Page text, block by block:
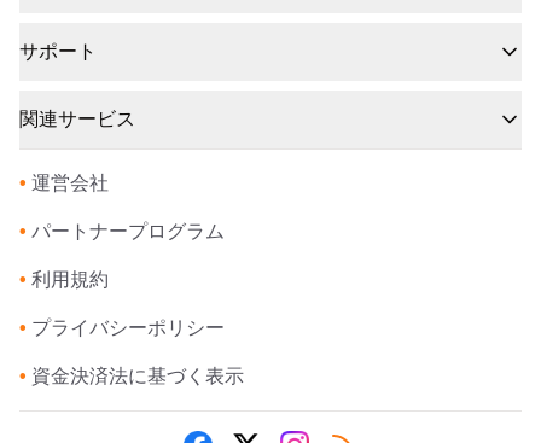
サポート
関連サービス
• 運営会社
• パートナープログラム
• 利用規約
• プライバシーポリシー
• 資金決済法に基づく表示